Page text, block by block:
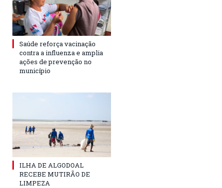
Saúde reforça vacinação
contra a influenza e amplia
ações de prevenção no
município
ILHA DE ALGODOAL
RECEBE MUTIRÃO DE
LIMPEZA